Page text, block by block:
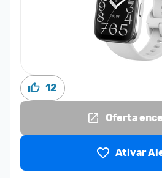
12
Oferta
Ativar